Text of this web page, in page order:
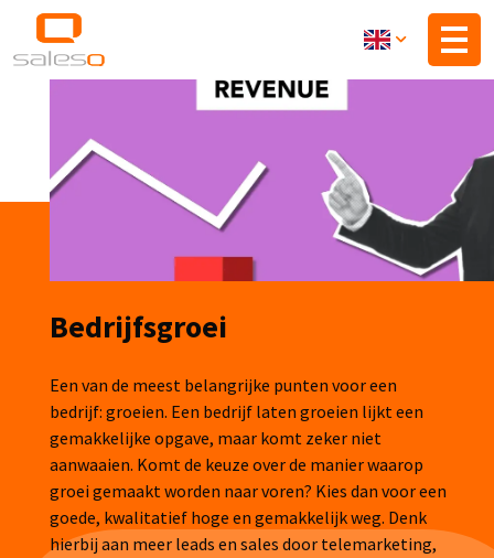
main
Bedrijfsgroei
Een van de meest belangrijke punten voor een
bedrijf: groeien. Een bedrijf laten groeien lijkt een
gemakkelijke opgave, maar komt zeker niet
aanwaaien. Komt de keuze over de manier waarop
groei gemaakt worden naar voren? Kies dan voor een
goede, kwalitatief hoge en gemakkelijk weg. Denk
hierbij aan meer leads en sales door telemarketing,